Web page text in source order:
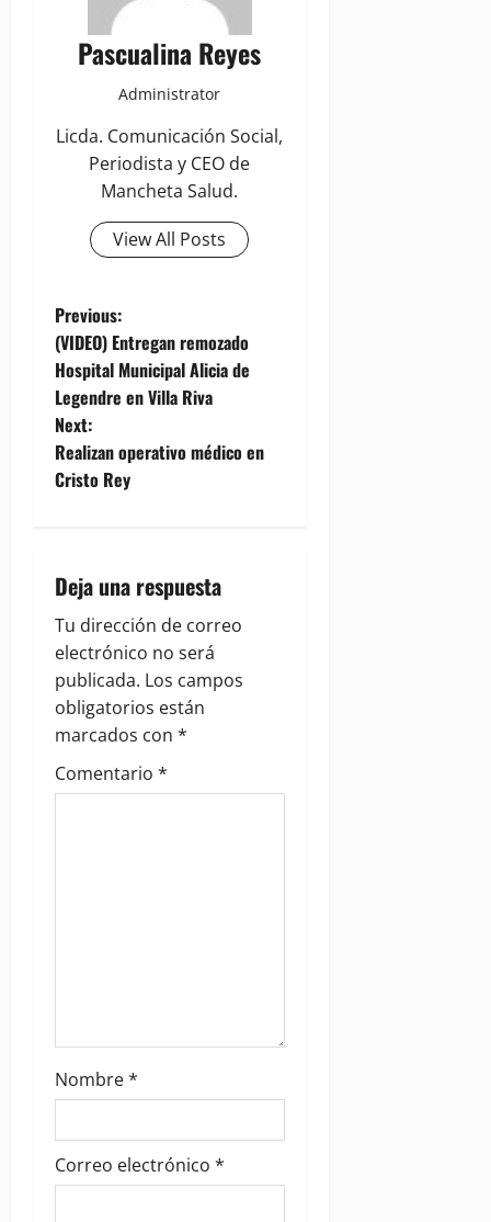
Pascualina Reyes
Administrator
Licda. Comunicación Social,
Periodista y CEO de
Mancheta Salud.
View All Posts
P
o
s
t
v
i
g
a
t
Previous:
(VIDEO) Entregan remozado
Hospital Municipal Alicia de
Legendre en Villa Riva
Next:
Realizan operativo médico en
Cristo Rey
Deja una respuesta
Tu dirección de correo
electrónico no será
publicada. Los campos
obligatorios están
marcados con *
Comentario *
Nombre*
Correo electrónico *